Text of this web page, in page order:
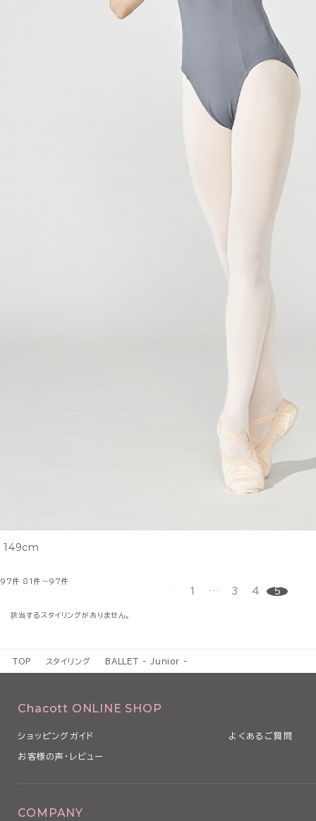
149cm
97件 81件～97件
1 … 3 4 5
該当するスタイリングがありません。
TOP スタイリング BALLET - Junior -
Chacott ONLINE SHOP
ショッピングガイド よくあるご質問
お客様の声・レビュー
COMPANY